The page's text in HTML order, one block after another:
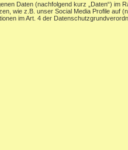
Daten (nachfolgend kurz „Daten“) im
wie z.B. unser Social Media Profile auf
im Art. 4 der